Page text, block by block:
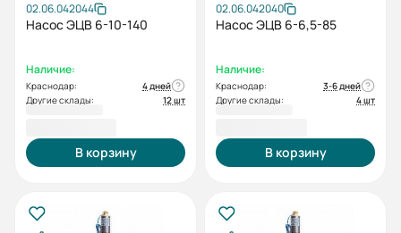
02.06.042044
Насос ЭЦВ 6-10-140
Наличие:
Краснодар:
4 дней
Другие склады:
12 шт
В корзину
02.06.042040
Насос ЭЦВ 6-6,5-85
Наличие:
Краснодар:
3-6 дней
Другие склады:
4 шт
В корзину